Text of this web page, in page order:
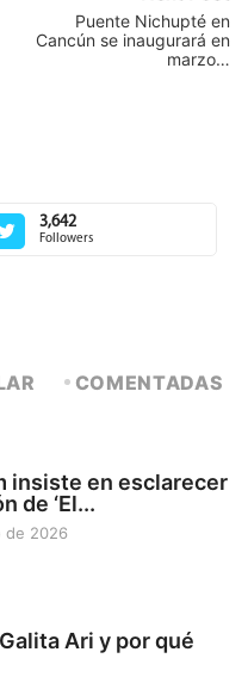
Puente Nichupté en
Cancún se inaugurará en
marzo…
3,642
Followers
COMENTADAS
insiste en esclarecer
de ‘El...
de 2026
Ari y por qué